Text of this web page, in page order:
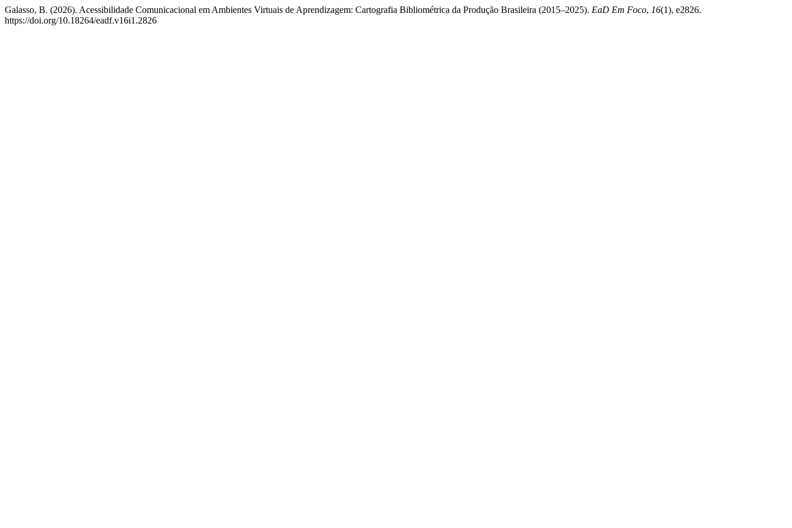
Galasso, B. (2026). Acessibilidade Comunicacional em Ambientes Virtuais de Aprendizagem: Cartografia Bibliométrica da Produção Brasileira (2015–2025). EaD Em Foco, 16(1), e2826.
https://doi.org/10.18264/eadf.v16i1.2826